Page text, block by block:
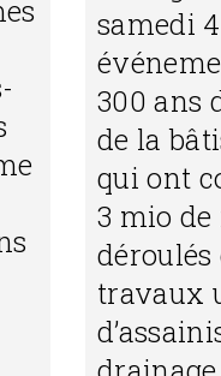
samedi
300 ans
de la
qui ont
3 mio de
déroulés
travaux